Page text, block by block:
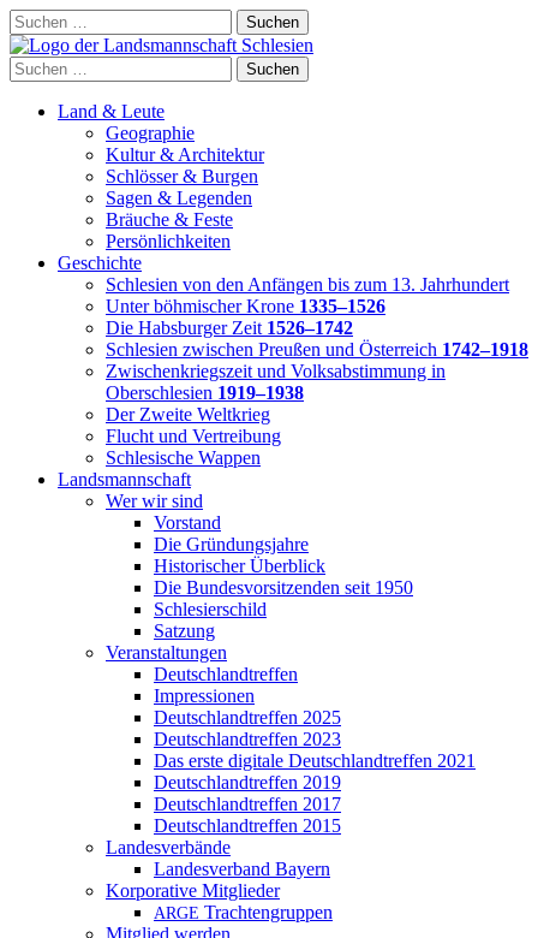
Skip
to
content
Suchen
nach:
Suchen
nach:
Land & Leute
Geographie
Kultur & Architektur
Schlösser & Burgen
Sagen & Legenden
Bräuche & Feste
Persönlichkeiten
Geschichte
Schlesien von den Anfängen bis zum 13. Jahrhundert
Unter böhmischer Krone 1335–1526
Die Habsburger Zeit 1526–1742
Schlesien zwischen Preußen und Österreich 1742–1918
Zwischenkriegszeit und Volksabstimmung in
Oberschlesien 1919–1938
Der Zweite Weltkrieg
Flucht und Vertreibung
Schlesische Wappen
Landsmannschaft
Wer wir sind
Vorstand
Die Gründungsjahre
Historischer Überblick
Die Bundesvorsitzenden seit 1950
Schlesierschild
Satzung
Veranstaltungen
Deutschlandtreffen
Impressionen
Deutschlandtreffen 2025
Deutschlandtreffen 2023
Das erste digitale Deutschlandtreffen 2021
Deutschlandtreffen 2019
Deutschlandtreffen 2017
Deutschlandtreffen 2015
Landesverbände
Landesverband Bayern
Korporative Mitglieder
ARGE Trachtengruppen
Mitglied werden